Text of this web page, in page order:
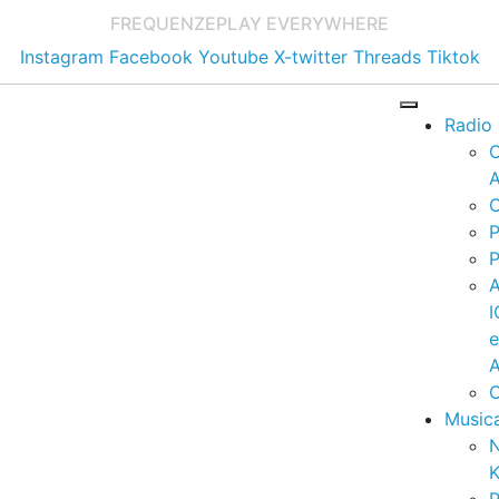
FREQUENZEPLAY EVERYWHERE
Instagram Facebook Youtube X-twitter Threads Tiktok
Radio
e